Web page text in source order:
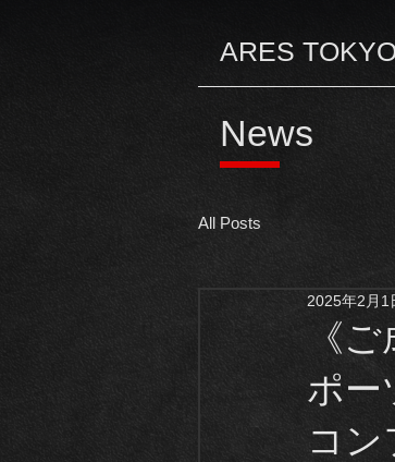
ARES
News
All Posts
《
ポー
コン
2025年2月1